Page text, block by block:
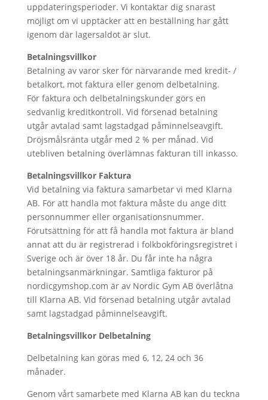
uppdateringsperioder. Vi kontaktar dig snarast
möjligt om vi upptäcker att en beställning har gått
igenom där lagersaldot är slut.
Betalningsvillkor
Betalning av varor sker för närvarande med kredit- /
betalkort, mot faktura eller genom delbetalning.
För faktura och delbetalningskunder görs en
sedvanlig kreditkontroll. Vid försenad betalning
utgår avtalad samt lagstadgad påminnelseavgift.
Dröjsmålsränta utgår med 2 % per månad. Vid
utebliven betalning överlämnas fakturan till inkasso.
Betalningsvillkor Faktura
Vid betalning via faktura samarbetar vi med Klarna
AB. För att handla mot faktura måste du ange ditt
personnummer eller organisationsnummer.
Förutsättning för att få handla mot faktura är bland
annat att du är registrerad i folkbokföringsregistret i
Sverige och är över 18 år. Du får inte ha några
betalningsanmärkningar. Samtliga fakturor på
nordicgymshop.com är av Nordic Gym AB överlåtna
till Klarna AB. Vid försenad betalning utgår avtalad
samt lagstadgad påminnelseavgift.
Betalningsvillkor Delbetalning
Delbetalning kan göras med 6, 12, 24 och 36
månader.
Genom vårt samarbete med Klarna AB kan du teckna